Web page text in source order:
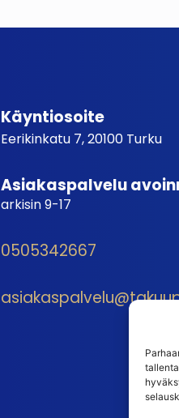
Käyntiosoite
Eerikinkatu 7, 20100 Turku
Asiakaspalvelu
arkisin 9-17
0505342667